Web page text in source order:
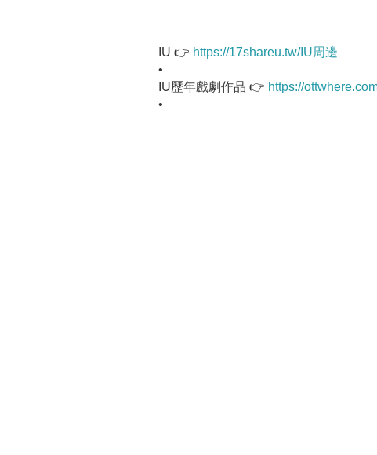
IU 👉 https://17shareu.tw/IU周邊
•
IU歷年戲劇作品 👉 https://
•